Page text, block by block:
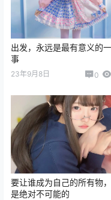
出发，永远是最有意义的
事
23年9月8日 0
要让谁成为自己的所有物
是绝对不可能的